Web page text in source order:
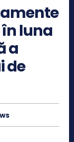
luna
a
de